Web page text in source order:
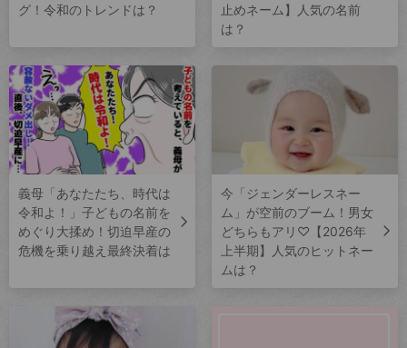
グ！令和のトレンドは？
止めネーム】人気の名前
は？
義母「あなたたち、時代は
令和よ！」子どもの名前を
めぐり大揉め！切迫早産の
危機を乗り越え最終決着は
今「ジェンダーレスネー
ム」が空前のブーム！男女
どちらもアリ♡【2026年
上半期】人気のヒットネー
ムは？